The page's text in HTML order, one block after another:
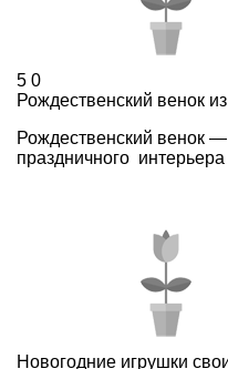
5 0
Рождественский венок
Рождественский венок
праздничного
Новогодние игрушки